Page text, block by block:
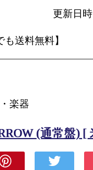
更新日
も送料無料】
楽器
(通常盤) [